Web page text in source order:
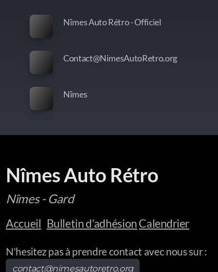
Nîmes Auto Rétro - Officiel
Contact@NimesAutoRetro.org
Nîmes
Nîmes Auto Rétro
Nîmes - Gard
Accueil Bulletin d'adhésionCalendrier
N'hesitez pas à prendre contact avec nous sur :
contact@nimesautoretro.org